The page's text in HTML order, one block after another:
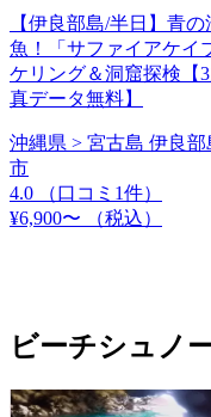
【伊良部島/半日】青
魚！「サファイアケイ
ケリング＆洞窟探検【
真データ無料】
沖縄県 > 宮古島 伊良部
市
4.0
（口コミ1件）
¥6,900〜
（税込）
ビーチシュノ